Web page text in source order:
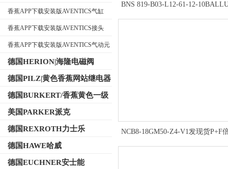
香蕉APP下载安装版AVENTICS气缸
香蕉APP下载安装版AVENTICS接头
香蕉APP下载安装版AVENTICS气动元
德国HERION|海隆电磁阀
德国PILZ|黄色香蕉网站继电器
德国BURKERT/香蕉黄色一级
视频电磁阀
美国PARKER派克
德国REXROTH力士乐
德国HAWE哈威
德国EUCHNER安士能
BNS 819-B03-L12-61-12-
NCB8-18GM50-Z4-V1发现货P+F